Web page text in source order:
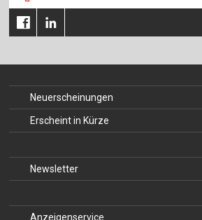
Neuerscheinungen
Erscheint in Kürze
Newsletter
Anzeigenservice